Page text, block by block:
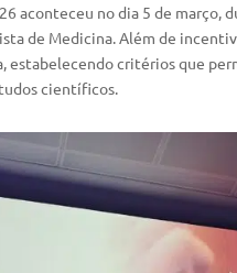
aconteceu no dia 5 de março,
de Medicina. Além de
critérios que
científicos.